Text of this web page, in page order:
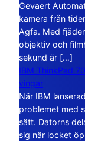
Gevaert
kamera från
Agfa. Med
objektiv och
sekund är […]
IBM ThinkPad
vingar
När IBM
problemet med
sätt. Datorns
sig när locket